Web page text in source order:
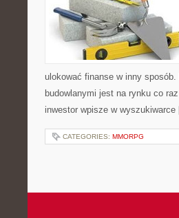
ulokować finanse w inny
budowlanymi jest na rynku co
inwestor wpisze w
CATEGORIES: MMORPG